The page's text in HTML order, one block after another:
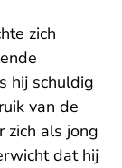
zich
hij schuldig
van de
zich als jong
dat hij